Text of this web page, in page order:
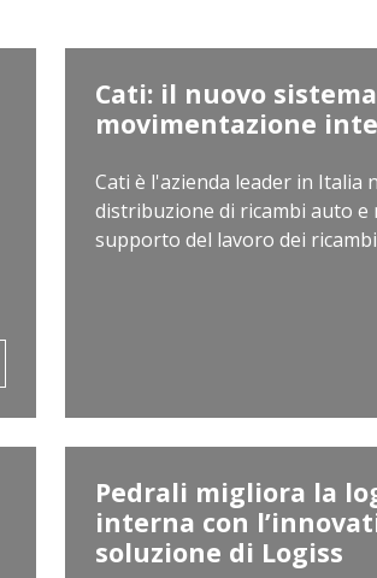
Cati: il nuovo
movimentazione
Cati è l'azienda leader in Italia
distribuzione di ricambi auto e
supporto del lavoro dei
Pedrali migliora la
interna con
soluzione di Logiss